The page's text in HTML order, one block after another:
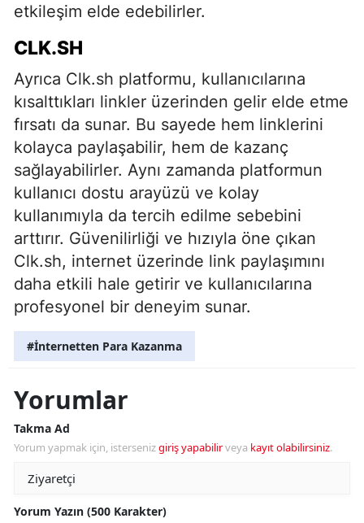
etkileşim elde edebilirler.
CLK.SH
Ayrıca Clk.sh platformu, kullanıcılarına
kısalttıkları linkler üzerinden gelir elde etme
fırsatı da sunar. Bu sayede hem linklerini
kolayca paylaşabilir, hem de kazanç
sağlayabilirler. Aynı zamanda platformun
kullanıcı dostu arayüzü ve kolay
kullanımıyla da tercih edilme sebebini
arttırır. Güvenilirliği ve hızıyla öne çıkan
Clk.sh, internet üzerinde link paylaşımını
daha etkili hale getirir ve kullanıcılarına
profesyonel bir deneyim sunar.
#İnternetten Para Kazanma
Yorumlar
Takma Ad
Yorum yapmak için, istersenizgiriş yapabilirveya kayıt olabilirsiniz.
Yorum Yazın (500 Karakter)